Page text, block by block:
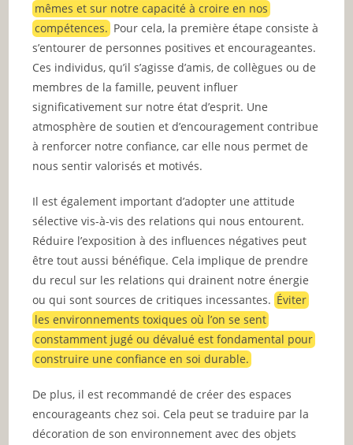
mêmes et sur notre capacité à croire en nos
compétences. Pour cela, la première étape consiste à
s’entourer de personnes positives et encourageantes.
Ces individus, qu’il s’agisse d’amis, de collègues ou de
membres de la famille, peuvent influer
significativement sur notre état d’esprit. Une
atmosphère de soutien et d’encouragement contribue
à renforcer notre confiance, car elle nous permet de
nous sentir valorisés et motivés.
Il est également important d’adopter une attitude
sélective vis-à-vis des relations qui nous entourent.
Réduire l’exposition à des influences négatives peut
être tout aussi bénéfique. Cela implique de prendre
du recul sur les relations qui drainent notre énergie
ou qui sont sources de critiques incessantes.Éviter
les environnements toxiques où l’on se sent
constamment jugé ou dévalué est fondamental pour
construire une confiance en soi durable.
De plus, il est recommandé de créer des espaces
encourageants chez soi. Cela peut se traduire par la
décoration de son environnement avec des objets